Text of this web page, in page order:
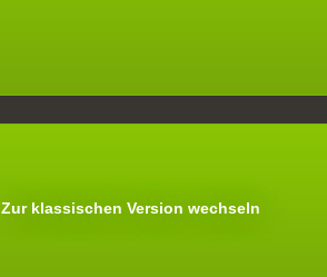
Zur klassischen Version wechseln